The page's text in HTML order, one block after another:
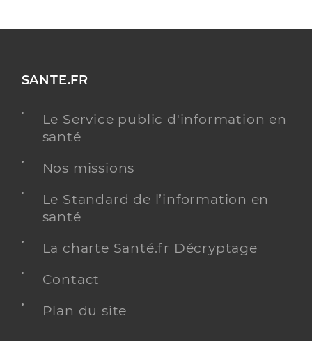
SANTE.FR
Le Service public d'information en
santé
Nos missions
Le Standard de l’information en
santé
La charte Santé.fr Décryptage
Contact
Plan du site